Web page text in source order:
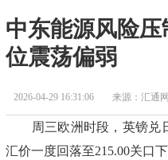
中东能源风险
位震荡偏弱
2026-04-29 16:31:06 来源：汇通网
周三欧洲时段，英镑兑日
汇价一度回落至215.00关口